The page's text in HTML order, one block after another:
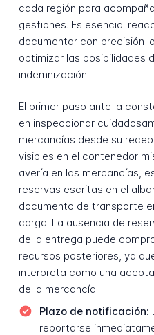
cada región para
gestiones. Es esencial
documentar con precisión
optimizar las posibilidades
indemnización.
El primer paso ante la
en inspeccionar
mercancías desde su
visibles en el contenedor
avería en las mercancías,
reservas escritas en el
documento de transporte
carga. La ausencia de
de la entrega puede
recursos posteriores, ya
interpreta como una
de la mercancía.
Plazo de notificación:
reportarse